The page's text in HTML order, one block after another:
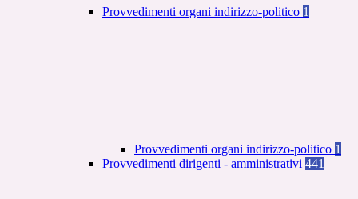
Provvedimenti organi indirizzo-politico 1
Provvedimenti organi indirizzo-politico 1
Provvedimenti dirigenti - amministrativi 441